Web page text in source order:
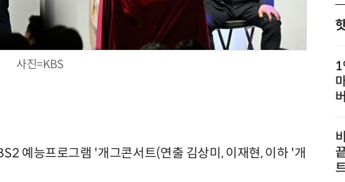
사진=KBS
예능프로그램 '개그콘서트(연출 김상미, 이재현, 이하 '개